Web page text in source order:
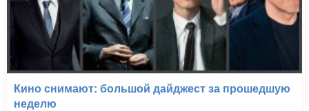
Кино снимают: большой дайджест за прошедшую
неделю